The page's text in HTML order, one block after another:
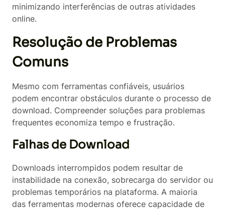
minimizando interferências de outras atividades
online.
Resolução de Problemas
Comuns
Mesmo com ferramentas confiáveis, usuários
podem encontrar obstáculos durante o processo de
download. Compreender soluções para problemas
frequentes economiza tempo e frustração.
Falhas de Download
Downloads interrompidos podem resultar de
instabilidade na conexão, sobrecarga do servidor ou
problemas temporários na plataforma. A maioria
das ferramentas modernas oferece capacidade de